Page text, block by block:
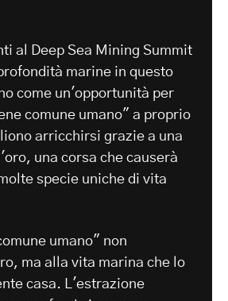
al Deep Sea Mining Summit
marine in questo
come un'opportunità per
comune umano" a proprio
arricchirsi grazie a una
una corsa che causerà
specie uniche di vita
umano" non
ma alla vita marina che lo
casa. L'estrazione